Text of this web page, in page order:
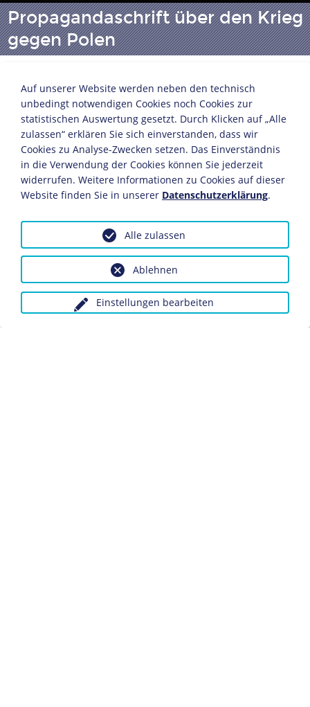
Propagandaschrift über den Krieg
gegen Polen
Herausgeber: Oberkommando der Wehrmacht
Scherl-Verlag
Berlin, 1940
22,3 x 15,8 cm
Bildnachweis: Deutsches Historisches Museum,
Berlin
Inv.-Nr.: Do2 99/332
Die meisten Deutschen standen 1939 einem Krieg mit
ungewissem Ausgang sorgenvoll gegenüber. Sie waren
über den schnellen Sieg mit den vergleichsweise
geringen eigenen Verlusten erleichtert. Die NS-
Propaganda glorifizierte den "Blitzkrieg" gegen Polen.
Das Zusammenwirken von Heer und Luftwaffe war aus
militärischer Sicht ein Garant des schnellen deutschen
Auf unserer Website werden neben den technisch
unbedingt notwendigen Cookies noch Cookies zur
statistischen Auswertung gesetzt. Durch Klicken auf „Alle
zulassen“ erklären Sie sich einverstanden, dass wir
Cookies zu Analyse-Zwecken setzen. Das Einverständnis
in die Verwendung der Cookies können Sie jederzeit
widerrufen. Weitere Informationen zu Cookies auf dieser
Website finden Sie in unserer Datenschutzerklärung.
Einstellungen bearbeiten
Ablehnen
Alle zulassen